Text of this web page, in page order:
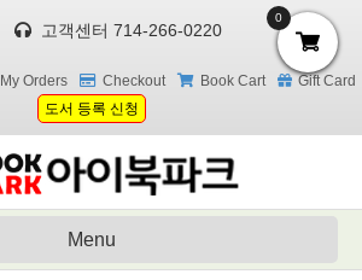
고객센터 714-266-0220
My Orders Checkout Book Cart
Gift Card
도서 등록 신청
Menu
0